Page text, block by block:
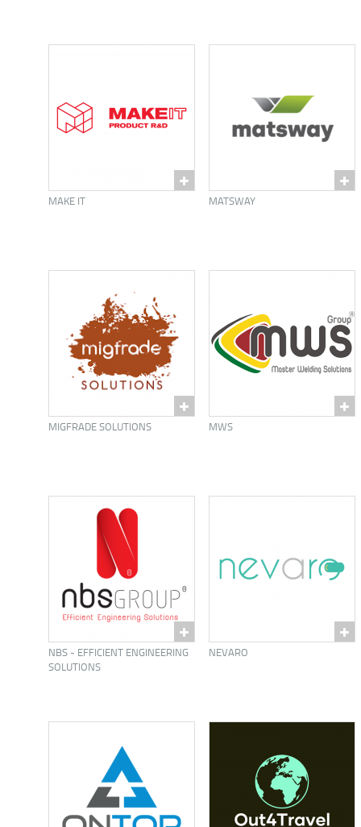
MAKE IT MATSWAY
MIGFRADE SOLUTIONS MWS
NBS - EFFICIENT ENGINEERING
SOLUTIONS
NEVARO